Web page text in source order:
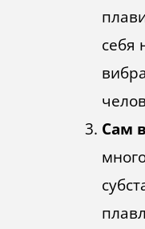
себя
Сам